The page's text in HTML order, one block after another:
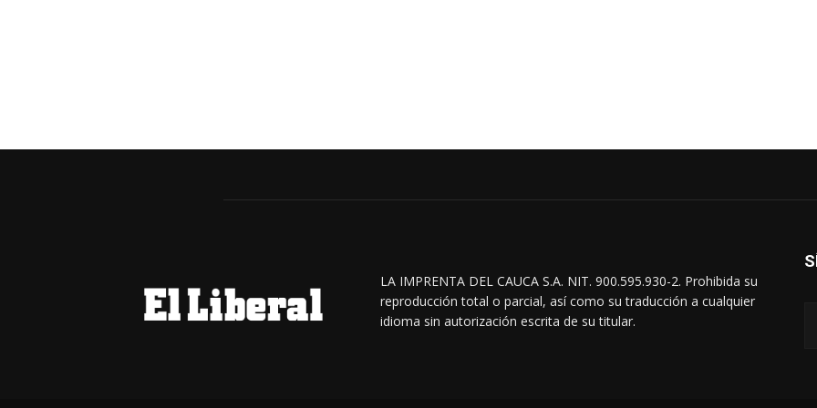
LA IMPRENTA DEL CAUCA S.A. NIT. 900.595.930-2. Prohibida su
reproducción total o parcial, así como su traducción a cualquier
idioma sin autorización escrita de su titular.